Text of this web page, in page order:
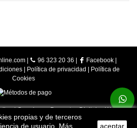
propias y de terceros
de usuario. Más aceptar
| 96 323 20 36 | Facebook|
| Política de privacidad
Política de
Cookies
| Creado porProyectos Digitales Web